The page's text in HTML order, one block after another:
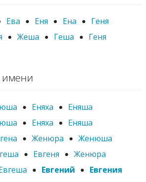
Ева Еня Ена
Геня
Жеша Геша
Геня
Еняха
Еняша
Еняха
Еняша
Женюра
Женюша
Евгеня
Женюра
Евгений
Евгения